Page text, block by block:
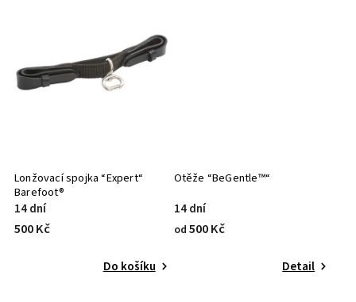
Lonžovací spojka “Expert“
Barefoot®
14 dní
500 Kč
Do košíku
Otěže “BeGentle™“
14 dní
od 500 Kč
Detail